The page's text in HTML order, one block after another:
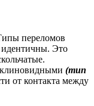
переломов
идентичны. Это
(тип
от контакта между